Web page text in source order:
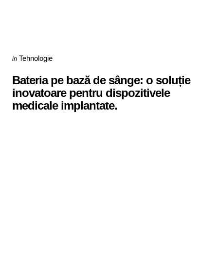
Categories
Posted
in Tehnologie
Bateria pe bază de sânge: o soluție
inovatoare pentru dispozitivele
medicale implantate.